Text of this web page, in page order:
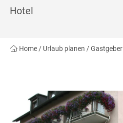
Hotel
Home / Urlaub planen /Gastgeber